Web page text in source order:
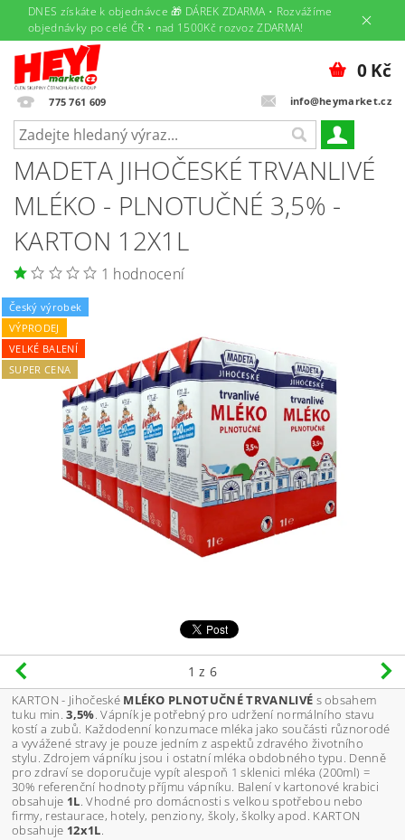
DNES získáte k objednávce 🎁 DÁREK ZDARMA • Rozvážíme
objednávky po celé ČR • nad 1500Kč rozvoz ZDARMA!
775 761 609 info@heymarket.cz
0 Kč
MADETA JIHOČESKÉ TRVANLIVÉ
MLÉKO - PLNOTUČNÉ 3,5% -
KARTON 12X1L
1 hodnocení
Český výrobek
VÝPRODEJ
VELKÉ BALENÍ
SUPER CENA
1 z 6
KARTON - Jihočeské MLÉKO PLNOTUČNÉ TRVANLIVÉ s obsahem
tuku min.3,5%. Vápník je potřebný pro udržení normálního stavu
kostí a zubů. Každodenní konzumace mléka jako součásti různorodé
a vyvážené stravy je pouze jedním z aspektů zdravého životního
stylu. Zdrojem vápníku jsou i ostatní mléka obdobného typu. Denně
pro zdraví se doporučuje vypít alespoň 1 sklenici mléka (200ml) =
30% referenční hodnoty příjmu vápníku. Balení v kartonové krabici
obsahuje 1L. Vhodné pro domácnosti s velkou spotřebou nebo
firmy, restaurace, hotely, penziony, školy, školky apod. KARTON
obsahuje 12x1L.